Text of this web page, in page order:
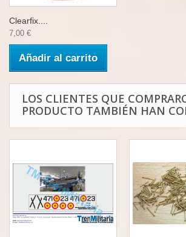
Clearfix....
7,00 €
Añadir al carrito
LOS CLIENTES QUE
PRODUCTO TAMBIÉN HAN